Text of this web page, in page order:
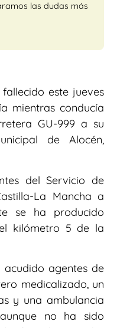
las dudas más
este jueves
mientras conducía
GU-999 a su
de Alocén,
del Servicio de
La Mancha a
se ha producido
kilómetro 5 de la
agentes de
medicalizado, un
y una ambulancia
no ha sido